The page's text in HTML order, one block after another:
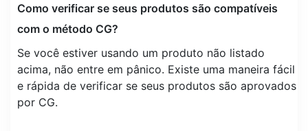
Como verificar se seus produtos são compatíveis
com o método CG?
Se você estiver usando um produto não listado
acima, não entre em pânico. Existe uma maneira fácil
e rápida de verificar se seus produtos são aprovados
por CG.